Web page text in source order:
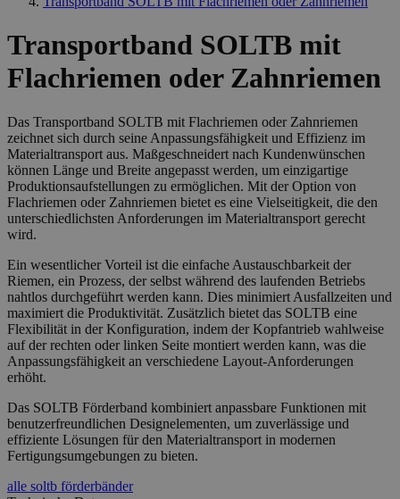
Transportband SOLTB mit
Flachriemen oder Zahnriemen
Das Transportband SOLTB mit Flachriemen oder Zahnriemen
zeichnet sich durch seine Anpassungsfähigkeit und Effizienz im
Materialtransport aus. Maßgeschneidert nach Kundenwünschen
können Länge und Breite angepasst werden, um einzigartige
Produktionsaufstellungen zu ermöglichen. Mit der Option von
Flachriemen oder Zahnriemen bietet es eine Vielseitigkeit, die den
unterschiedlichsten Anforderungen im Materialtransport gerecht
wird.
Ein wesentlicher Vorteil ist die einfache Austauschbarkeit der
Riemen, ein Prozess, der selbst während des laufenden Betriebs
nahtlos durchgeführt werden kann. Dies minimiert Ausfallzeiten und
maximiert die Produktivität. Zusätzlich bietet das SOLTB eine
Flexibilität in der Konfiguration, indem der Kopfantrieb wahlweise
auf der rechten oder linken Seite montiert werden kann, was die
Anpassungsfähigkeit an verschiedene Layout-Anforderungen
erhöht.
Das SOLTB Förderband kombiniert anpassbare Funktionen mit
benutzerfreundlichen Designelementen, um zuverlässige und
effiziente Lösungen für den Materialtransport in modernen
Fertigungsumgebungen zu bieten.
alle soltb förderbänder